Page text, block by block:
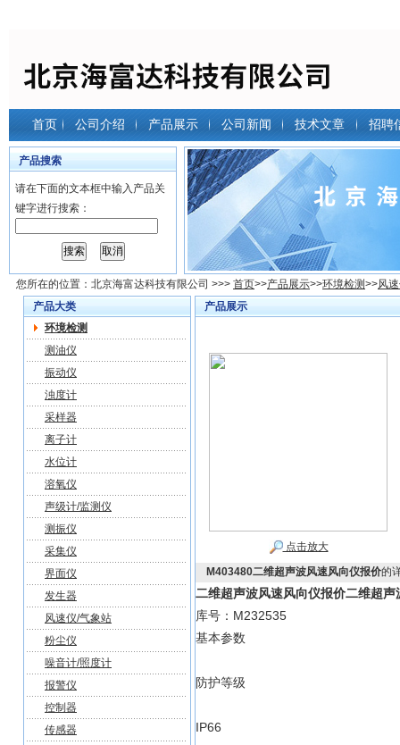
首页 公司介绍 产品展示 公司新闻 技术文章 招聘
产品搜索
请在下面的文本框中输入产品关
键字进行搜索：
您所在的位置： 北京海富达科技有限公司 >>> 首页>>产品展示>>环境检测>>风
产品大类
环境检测
测油仪
振动仪
浊度计
采样器
离子计
水位计
溶氧仪
声级计/监测仪
测振仪
采集仪
界面仪
发生器
风速仪/气象站
粉尘仪
噪音计/照度计
报警仪
控制器
传感器
产品展示
点击放大
M403480二维超声波风速风向仪报价的
二维超声波风速风向仪报价二维超声
库号：M232535
基本参数
防护等级
IP66